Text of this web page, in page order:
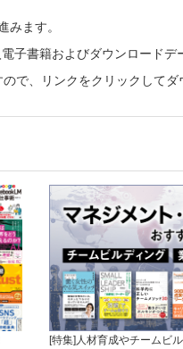
みます。
子書籍およびダウンロードデ
で、リンクをクリックしてダ
[特集]人材育成やチームビ